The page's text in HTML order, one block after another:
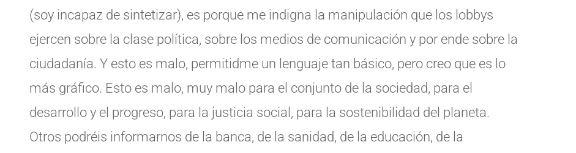
(soy incapaz de sintetizar), es porque me indigna la manipulación que los lobbys
ejercen sobre la clase política, sobre los medios de comunicación y por ende sobre la
ciudadanía. Y esto es malo, permitidme un lenguaje tan básico, pero creo que es lo
más gráfico. Esto es malo, muy malo para el conjunto de la sociedad, para el
desarrollo y el progreso, para la justicia social, para la sostenibilidad del planeta.
Otros podréis informarnos de la banca, de la sanidad, de la educación, de la